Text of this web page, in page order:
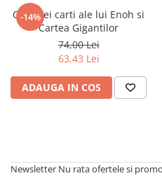
-14%
Cele trei carti ale lui Enoh si
Cartea Gigantilor
74,00 Lei
63,43 Lei
ADAUGA IN COS
Newsletter Nu rata ofertele si